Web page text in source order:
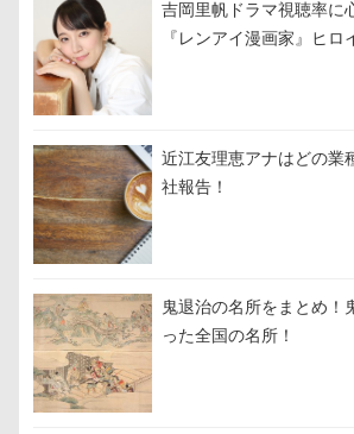
吉岡里帆ドラマ視聴率に
『レンアイ漫画家』ヒロ
近江友理恵アナはどの業
社報告！
鬼退治の名所をまとめ！
った全国の名所！